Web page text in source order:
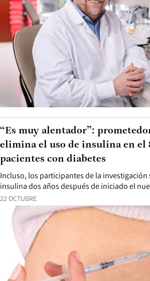
22 OCTUBRE
Incluso, los participantes de la investigación
insulina dos años después de iniciado el
“Es muy alentador”:
elimina el uso de insulina en el
pacientes con diabetes